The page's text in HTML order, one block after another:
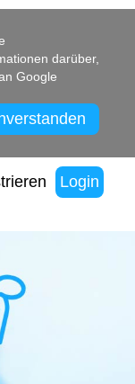
darüber,
Google
Login